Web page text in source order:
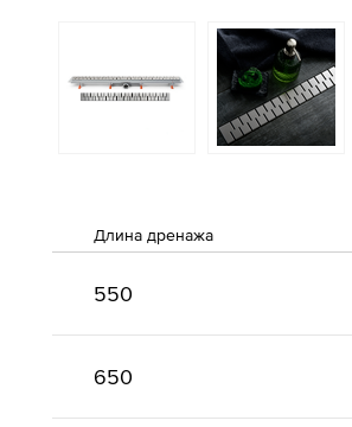
Длина дренажа
550
650